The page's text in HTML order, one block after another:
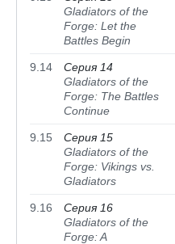
Gladiators of the
Forge: Let the
Battles Begin
9.14
Серия 14
Gladiators of the
Forge: The Battles
Continue
9.15
Серия 15
Gladiators of the
Forge: Vikings vs.
Gladiators
9.16
Серия 16
Gladiators of the
Forge: A